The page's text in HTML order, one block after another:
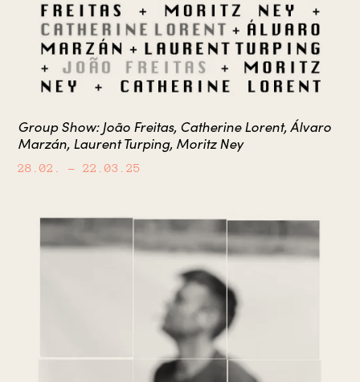
Group Show: João Freitas, Catherine Lorent, Álvaro
Marzán, Laurent Turping, Moritz Ney
28.02. – 22.03.25